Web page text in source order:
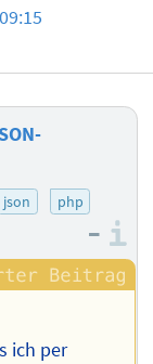
json php
–
ich per